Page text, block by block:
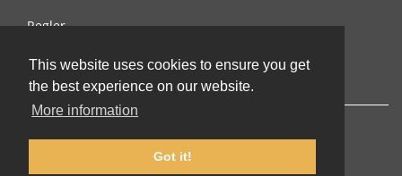
This website uses cookies to ensure you get
the best experience on our website.
More information
Got it!
Regler
Kontakt oss